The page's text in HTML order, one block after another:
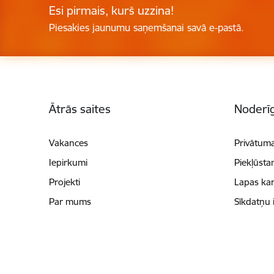
Esi pirmais, kurš uzzina!
Piesakies jaunumu saņemšanai savā e-pastā.
Ātrās saites
Vakances
Iepirkumi
Projekti
Par mums
Lapas
Sīkdatņu